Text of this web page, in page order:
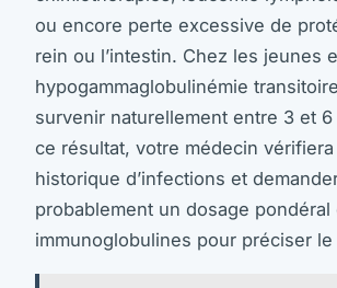
ou encore perte excessive de
rein ou l’intestin. Chez les jeunes
hypogammaglobulinémie
survenir naturellement entre 3 et 6
ce résultat, votre médecin
historique d’infections et
probablement un dosage pondéral
immunoglobulines pour préciser